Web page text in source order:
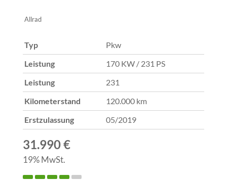
Allrad
Typ Pkw
Leistung 170 KW / 231 PS
Leistung 231
Kilometerstand 120.000 km
Erstzulassung 05/2019
31.990 €
19% MwSt.